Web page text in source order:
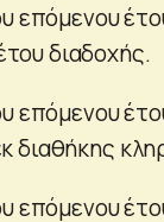
επόμενου
διαδοχής.
επόμενου
διαθήκης
επόμενου